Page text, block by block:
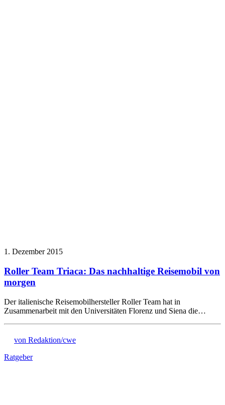
1. Dezember 2015
Roller Team Triaca: Das nachhaltige Reisemobil von
morgen
Der italienische Reisemobilhersteller Roller Team hat in
Zusammenarbeit mit den Universitäten Florenz und Siena die…
von Redaktion/cwe
Ratgeber